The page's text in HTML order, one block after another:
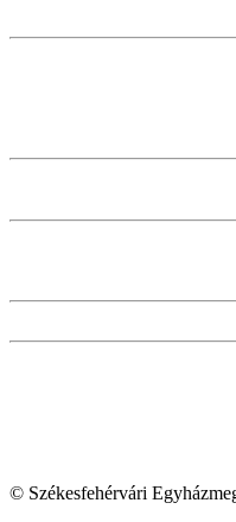
© Székesfehérvári